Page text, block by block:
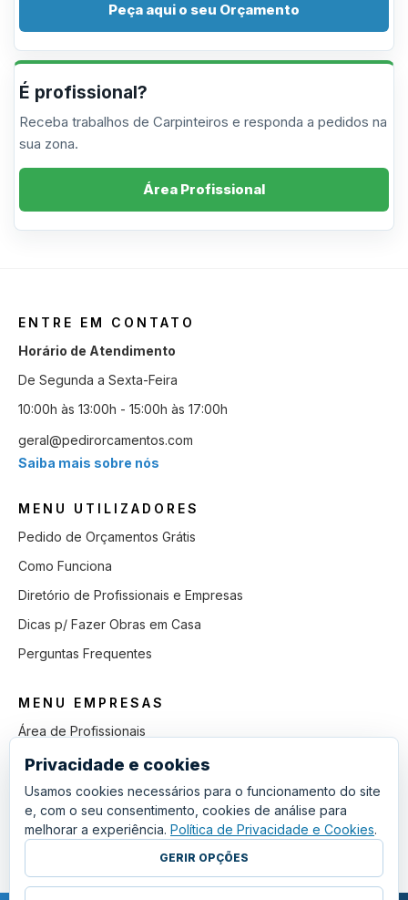
Peça aqui o seu Orçamento
É profissional?
Receba trabalhos de Carpinteiros e responda a pedidos na
sua zona.
Área Profissional
ENTRE EM CONTATO
Horário de Atendimento
De Segunda a Sexta-Feira
10:00h às 13:00h - 15:00h às 17:00h
geral@pedirorcamentos.com
Saiba mais sobre nós
MENU UTILIZADORES
Pedido de Orçamentos Grátis
Como Funciona
Diretório de Profissionais e Empresas
Dicas p/ Fazer Obras em Casa
Perguntas Frequentes
MENU EMPRESAS
Área de Profissionais
Como Funciona
Lista de Pedidos em Aberto
Como Ganhar mais Obras
Perguntas Frequentes
Privacidade e cookies
Usamos cookies necessários para o funcionamento do site
e, com o seu consentimento, cookies de análise para
melhorar a experiência. Política de Privacidade e Cookies.
GERIR OPÇÕES